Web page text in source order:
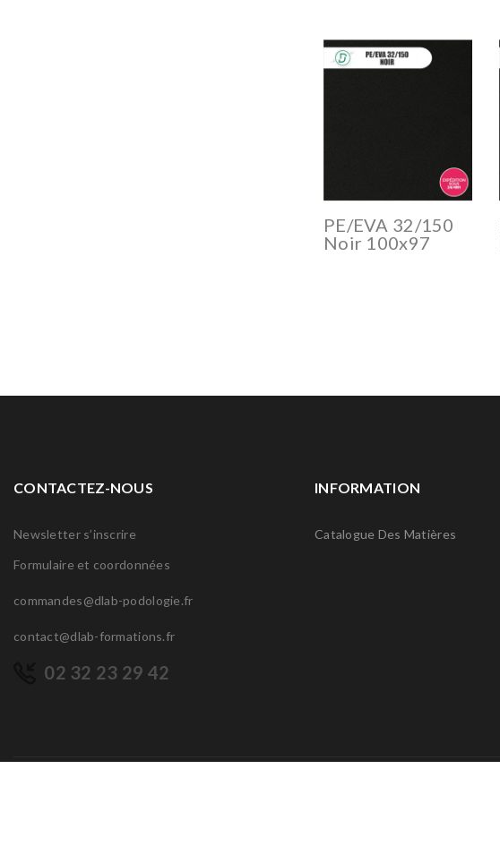
PE/EVA 32/150
Noir 100x97
CONTACTEZ-NOUS
Newsletter s’inscrire
Formulaire et coordonnées
commandes@dlab-podologie.fr
contact@dlab-formations.fr
02 32 23 29 42
INFORMATION
Catalogue Des Matières